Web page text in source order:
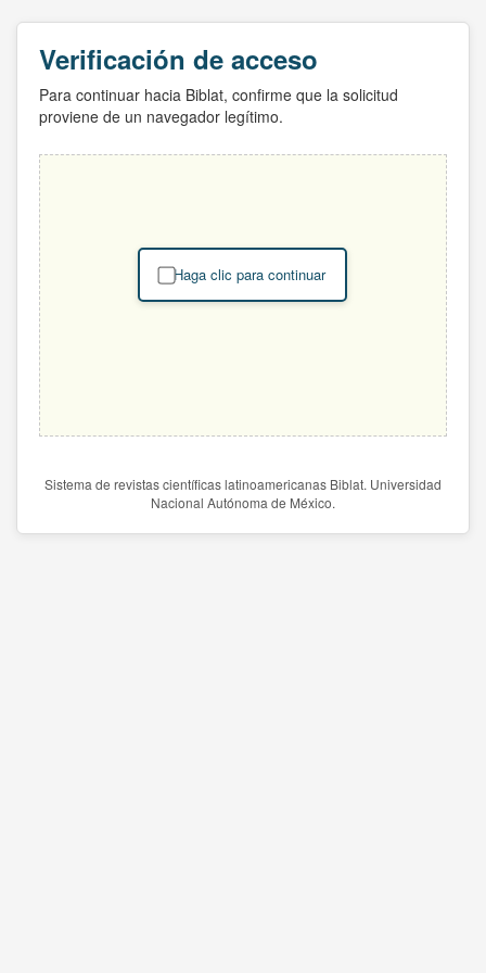
Verificación de acceso
Para continuar hacia Biblat, confirme que la solicitud
proviene de un navegador legítimo.
Haga clic para continuar
Sistema de revistas científicas latinoamericanas Biblat. Universidad
Nacional Autónoma de México.